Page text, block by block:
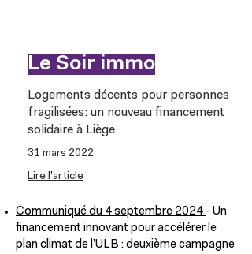
Le Soir immo
Logements décents pour personnes
fragilisées: un nouveau financement
solidaire à Liège
31 mars 2022
Lire l'article
Communiqué du 4 septembre 2024 - Un
financement innovant pour accélérer le
plan climat de l’ULB : deuxième campagne